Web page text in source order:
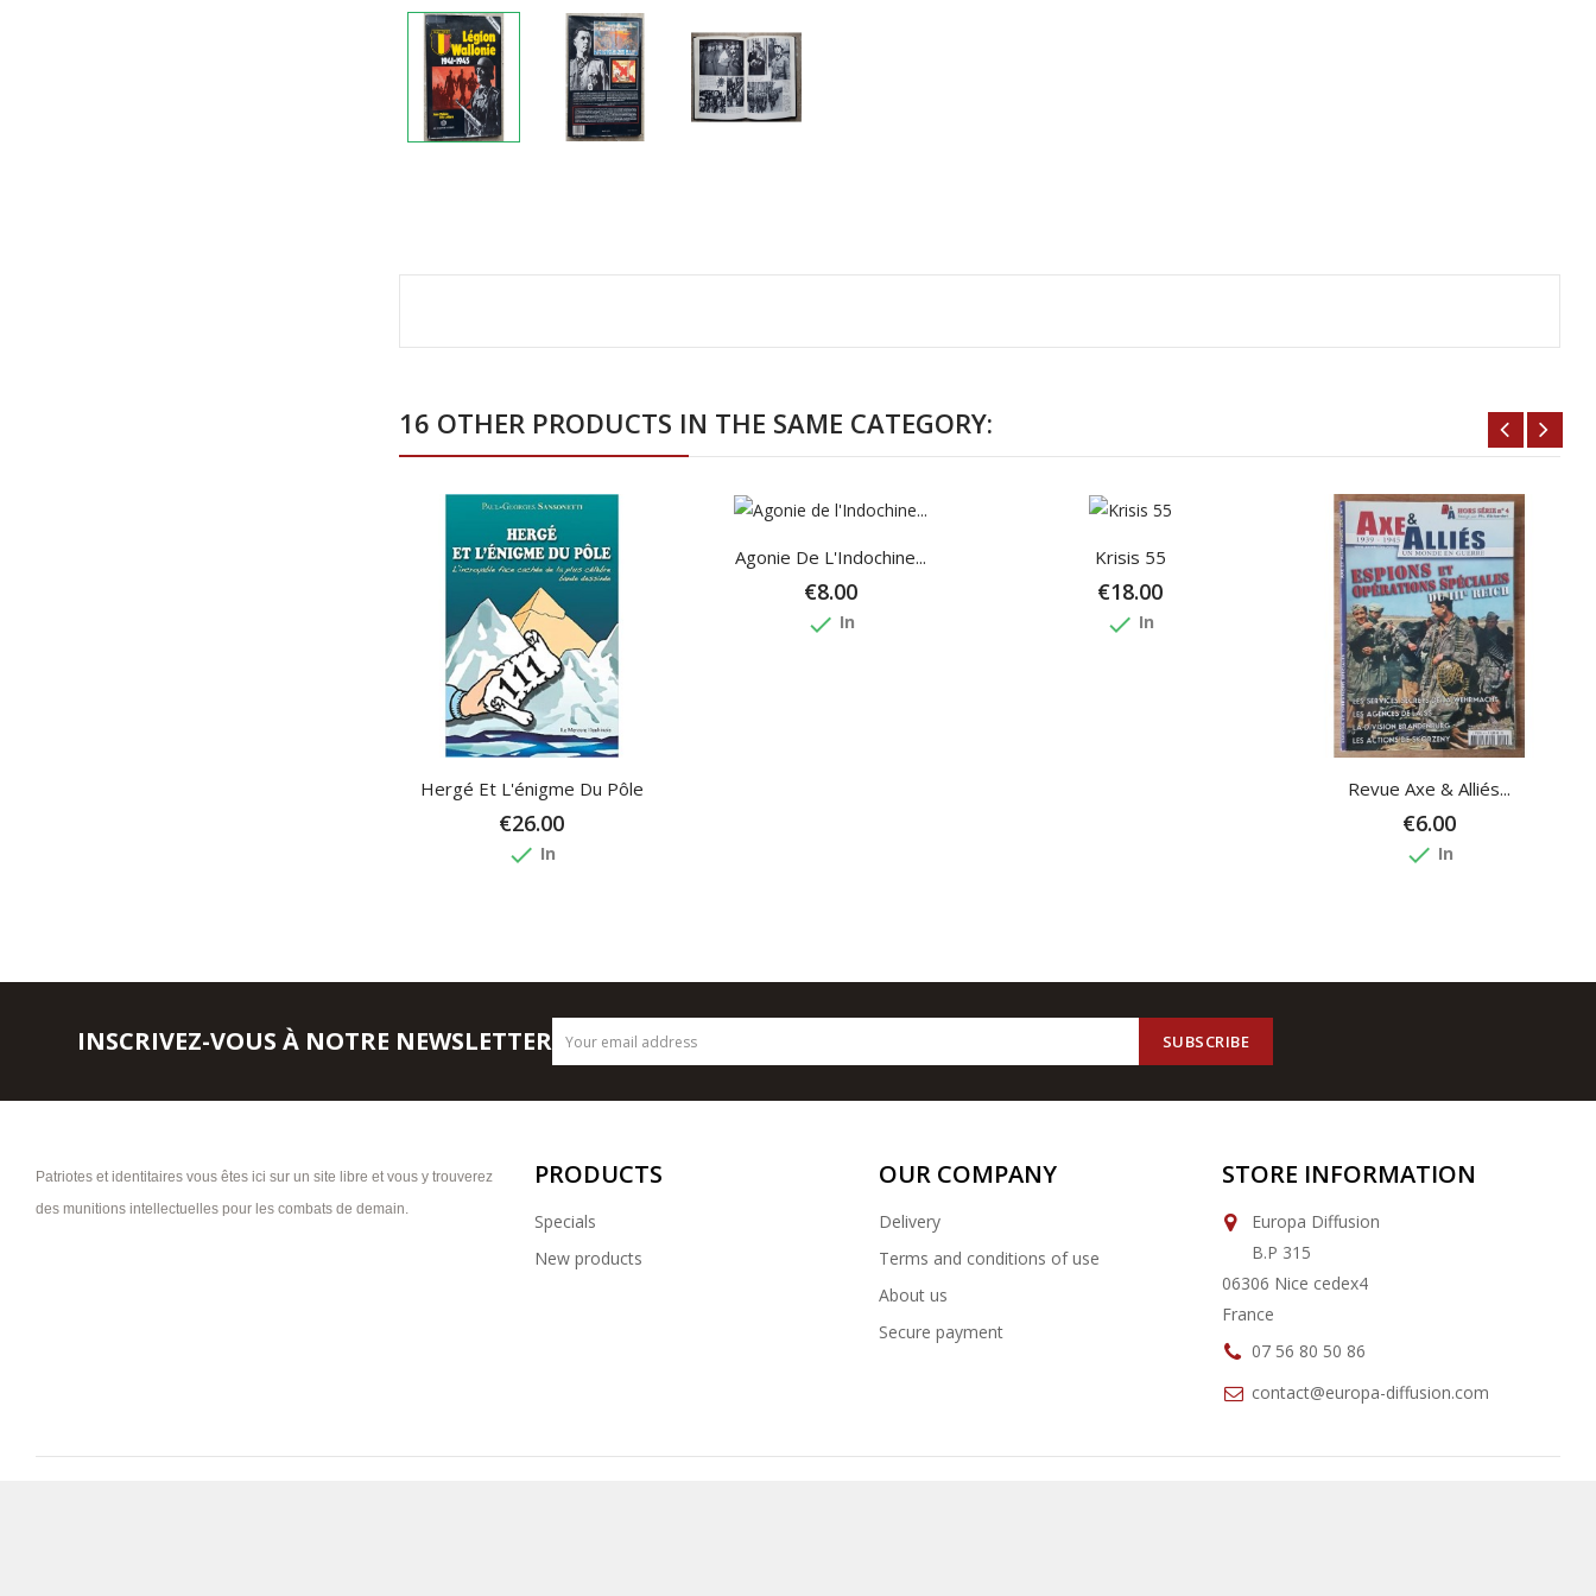
16 OTHER PRODUCTS IN THE SAME CATEGORY:
Hergé Et L'énigme Du Pôle
€26.00
done In
Agonie De L'Indochine...
€8.00
done In
Krisis 55
€18.00
done In
Revue Axe & Alliés...
€6.00
done In
INSCRIVEZ-VOUS À NOTRE NEWSLETTER
Patriotes et identitaires vous êtes ici sur un site libre et vous y trouverez
des munitions intellectuelles pour les combats de demain.
PRODUCTS
Specials
New products
OUR COMPANY
Delivery
Terms and conditions of use
About us
Secure payment
STORE INFORMATION
Europa Diffusion
B.P 315
06306 Nice cedex4
France
07 56 80 50 86
contact@europa-diffusion.com